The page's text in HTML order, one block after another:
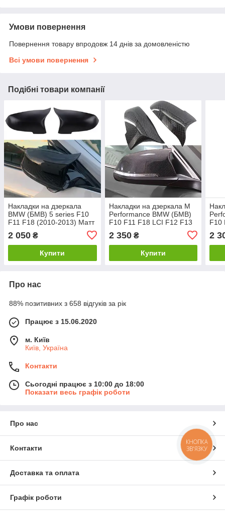
Умови повернення
Повернення товару впродовж 14 днів за домовленістю
Всі умови повернення
Подібні товари компанії
Накладки на дзеркала
BMW (БМВ) 5 series F10
F11 F18 (2010-2013) Матт
2 050 ₴
Купити
Накладки на дзеркала M
Performance BMW (БМВ)
F10 F11 F18 LCI F12 F13
F06 F07 F01 F02 (2013-
2017) Карбон
2 350₴
Купити
F10
2
Про нас
88% позитивних з 658 відгуків за рік
Працює з 15.06.2020
м. Київ
Київ, Україна
Контакти
Сьогодні працює з 10:00 до 18:00
Показати весь графік роботи
Про нас
Контакти
Доставка та оплата
Графік роботи
КНОПКА
ЗВ'ЯЗКУ